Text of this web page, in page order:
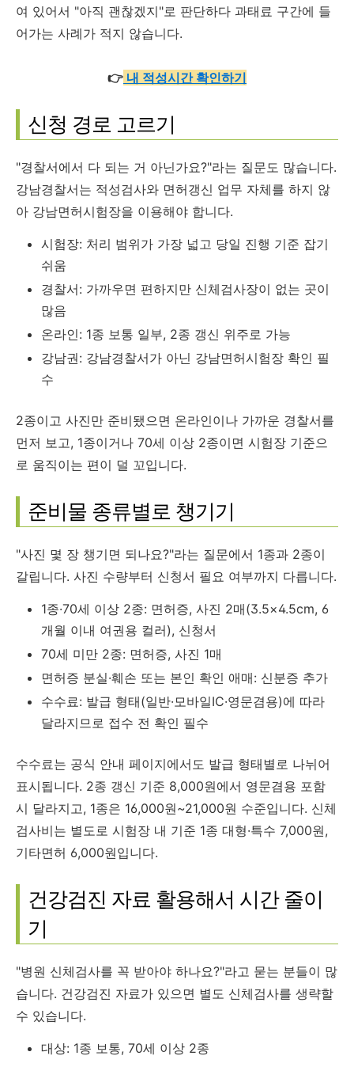
여 있어서 "아직 괜찮겠지"로 판단하다 과태료 구간에 들
어가는 사례가 적지 않습니다.
👉 내 적성시간 확인하기
신청 경로 고르기
"경찰서에서 다 되는 거 아닌가요?"라는 질문도 많습니다.
강남경찰서는 적성검사와 면허갱신 업무 자체를 하지 않
아 강남면허시험장을 이용해야 합니다.
시험장: 처리 범위가 가장 넓고 당일 진행 기준 잡기
쉬움
경찰서: 가까우면 편하지만 신체검사장이 없는 곳이
많음
온라인: 1종 보통 일부, 2종 갱신 위주로 가능
강남권: 강남경찰서가 아닌 강남면허시험장 확인 필
수
2종이고 사진만 준비됐으면 온라인이나 가까운 경찰서를
먼저 보고, 1종이거나 70세 이상 2종이면 시험장 기준으
로 움직이는 편이 덜 꼬입니다.
준비물 종류별로 챙기기
"사진 몇 장 챙기면 되나요?"라는 질문에서 1종과 2종이
갈립니다. 사진 수량부터 신청서 필요 여부까지 다릅니다.
1종·70세 이상 2종: 면허증, 사진 2매(3.5×4.5cm, 6
개월 이내 여권용 컬러), 신청서
70세 미만 2종: 면허증, 사진 1매
면허증 분실·훼손 또는 본인 확인 애매: 신분증 추가
수수료: 발급 형태(일반·모바일IC·영문겸용)에 따라
달라지므로 접수 전 확인 필수
수수료는 공식 안내 페이지에서도 발급 형태별로 나뉘어
표시됩니다. 2종 갱신 기준 8,000원에서 영문겸용 포함
시 달라지고, 1종은 16,000원~21,000원 수준입니다. 신체
검사비는 별도로 시험장 내 기준 1종 대형·특수 7,000원,
기타면허 6,000원입니다.
건강검진 자료 활용해서 시간 줄이
기
"병원 신체검사를 꼭 받아야 하나요?"라고 묻는 분들이 많
습니다. 건강검진 자료가 있으면 별도 신체검사를 생략할
수 있습니다.
대상: 1종 보통, 70세 이상 2종